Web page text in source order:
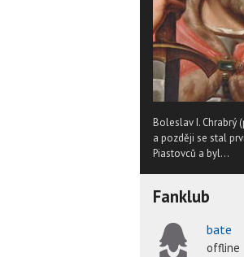
Boleslav I. Chrabrý
a později se stal
Piastovců a byl...
Fanklub
bate
offline